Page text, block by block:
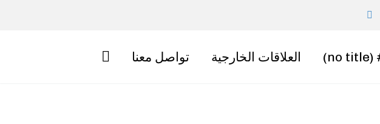
العلاقات الخارجية تواصل معنا